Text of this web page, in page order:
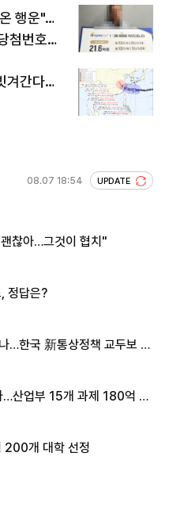
행운"…
첨번호조
겨간다…
08.07 18:54 UPDATE
찮아…그것이 협치"
정답은?
…한국 新통상정책 교두보 활
…산업부 15개 과제 180억 지
200개 대학 선정